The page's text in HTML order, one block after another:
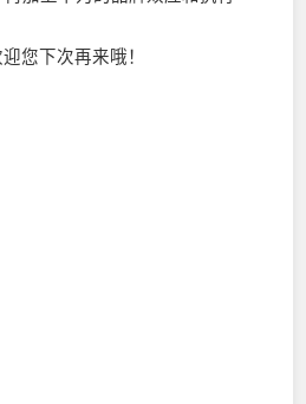
您下次再来哦！